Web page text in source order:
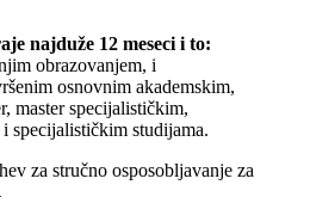
najduže 12 meseci i to:
obrazovanjem, i
osnovnim akademskim,
master specijalističkim,
specijalističkim studijama.
za stručno osposobljavanje za